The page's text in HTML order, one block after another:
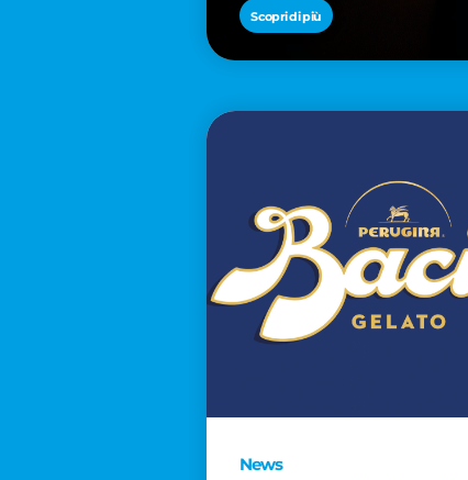
Scopri di più
News